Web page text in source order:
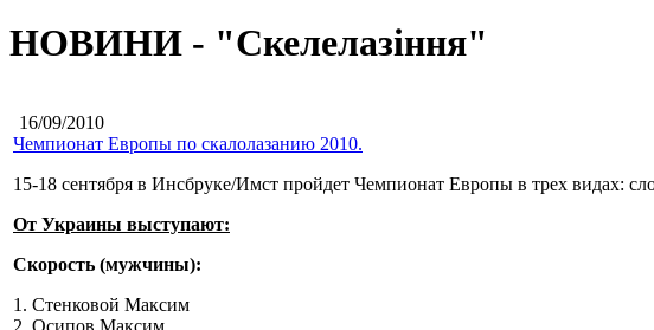
НОВИНИ - "Скелелазіння"
16/09/2010
Чемпионат Европы по скалолазанию 2010.
15-18 сентября в Инсбруке/Имст пройдет Чемпионат Европы в трех видах:
От Украины выступают:
Скорость (мужчины):
1. Стенковой Максим